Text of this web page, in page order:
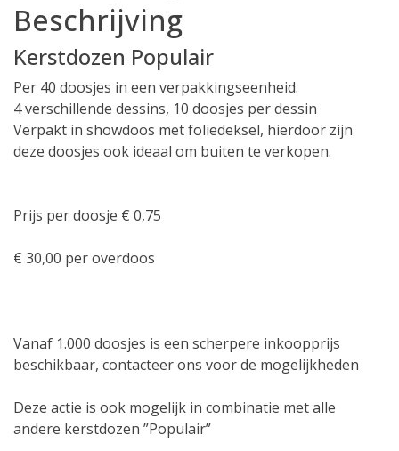
dozen
Beschrijving
Kerstdozen Populair
Per 40 doosjes in een verpakkingseenheid.
4 verschillende dessins, 10 doosjes per dessin
Verpakt in showdoos met foliedeksel, hierdoor zijn
deze doosjes ook ideaal om buiten te verkopen.
Prijs per doosje € 0,75
€ 30,00 per overdoos
Vanaf 1.000 doosjes is een scherpere inkoopprijs
beschikbaar, contacteer ons voor de mogelijkheden
Deze actie is ook mogelijk in combinatie met alle
andere kerstdozen ”Populair”